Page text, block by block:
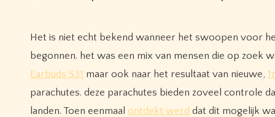
Het is niet echt bekend wanneer het swoopen voor het eerst is begonnen, hoewel het zeker in de afgelopen twintig jaar is
begonnen. het was een mix van mensen die op zoek
Earbuds S31 maar ook naar het resultaat van nieuwe,
parachutes. deze parachutes bieden zoveel controle
landen. Toen eenmaal ontdekt werd dat dit mogelijk